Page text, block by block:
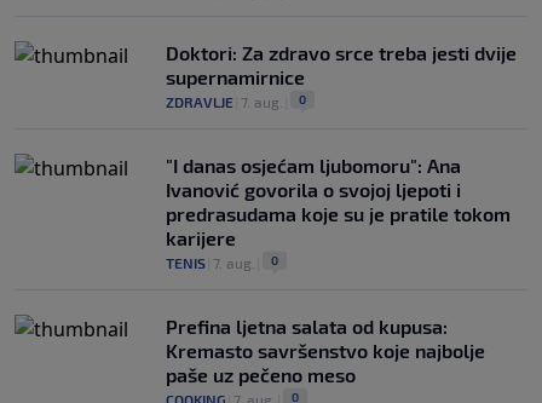
Doktori: Za zdravo srce treba jesti dvije
supernamirnice
ZDRAVLJE 7. aug. 0
"I danas osjećam ljubomoru": Ana
Ivanović govorila o svojoj ljepoti i
predrasudama koje su je pratile tokom
karijere
TENIS 7. aug. 0
Prefina ljetna salata od kupusa:
Kremasto savršenstvo koje najbolje
paše uz pečeno meso
0